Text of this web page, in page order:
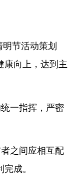
节活动策划
康向上，达到主
一指挥，严密
之间应相互配
成。